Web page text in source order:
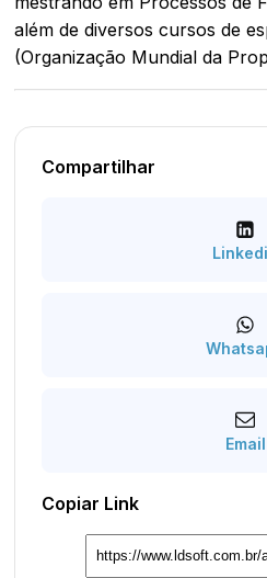
além de diversos cursos de
(Organização Mundial da
Compartilhar
Email
Copiar Link